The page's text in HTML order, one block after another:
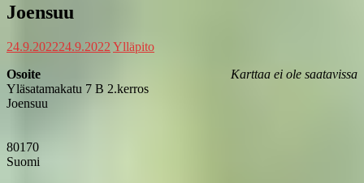
Joensuu
24.9.202224.9.2022 Ylläpito
Karttaa ei ole saatavissa
Osoite
Yläsatamakatu 7 B 2.kerros
Joensuu
80170
Suomi